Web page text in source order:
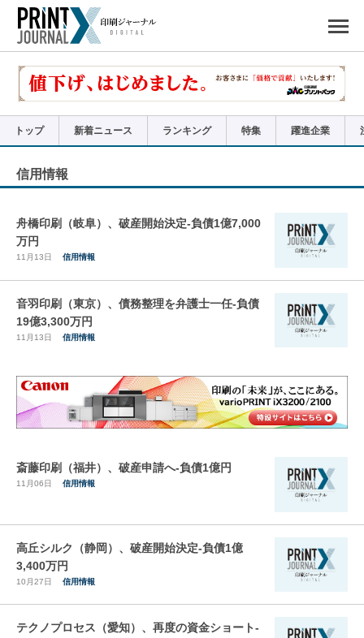
で
リ
ン
トップ 新着ニュース ランキング 特集 躍進企業
信用情報
舟橋印刷（岐阜）、破産開始決定-負債1億7,000
万円
11月13日 信用情報
音羽印刷（東京）、債務整理を弁護士一任-負債
19億3,300万円
11月13日 信用情報
斎藤印刷（福井）、破産申請へ-負債1億円
11月06日 信用情報
高丘シルク（静岡）、破産開始決定-負債1億
3,400万円
10月27日 信用情報
テクノプロセス（愛知）、再度の資金ショート-